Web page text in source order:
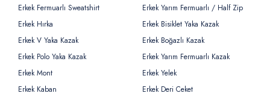
Erkek Fermuarlı Sweatshirt
Erkek Yarım Fermuarlı / Half Zip
Erkek Hırka
Erkek Bisiklet Yaka Kazak
Erkek V Yaka Kazak
Erkek Boğazlı Kazak
Erkek Polo Yaka Kazak
Erkek Yarım Fermuarlı Kazak
Erkek Mont
Erkek Yelek
Erkek Kaban
Erkek Deri Ceket